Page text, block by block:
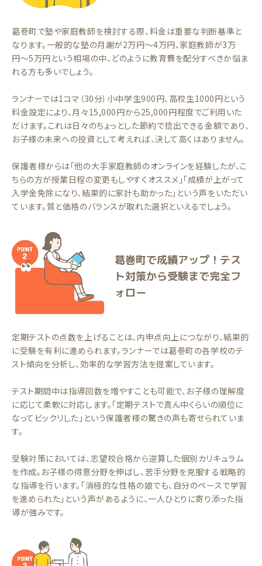
葛巻町で塾や家庭教師を検討する際、料金は重要な判断基準と
なります。一般的な塾の月謝が2万円〜4万円、家庭教師が3万
円〜5万円という相場の中、どのように教育費を配分すべきか悩ま
れる方も多いでしょう。
ランナーでは1コマ（30分）小中学生900円、高校生1000円という
料金設定により、月々15,000円から25,000円程度でご利用いた
だけます。これは日々のちょっとした節約で捻出できる金額であり、
お子様の未来への投資として考えれば、決して高くはありません。
保護者様からは「他の大手家庭教師のオンラインを経験したが、こ
ちらの方が授業日程の変更もしやすくオススメ」「成績が上がって
入学金免除になり、結果的に家計も助かった」という声をいただい
ています。質と価格のバランスが取れた選択といえるでしょう。
葛巻町で成績アップ！テス
ト対策から受験まで完全フ
ォロー
定期テストの点数を上げることは、内申点向上につながり、結果的
に受験を有利に進められます。ランナーでは葛巻町の各学校のテ
スト傾向を分析し、効率的な学習方法を提案しています。
テスト期間中は指導回数を増やすことも可能で、お子様の理解度
に応じて柔軟に対応します。「定期テストで真ん中くらいの順位に
なってビックリした」という保護者様の驚きの声も寄せられていま
す。
受験対策においては、志望校合格から逆算した個別カリキュラム
を作成。お子様の得意分野を伸ばし、苦手分野を克服する戦略的
な指導を行います。「消極的な性格の娘でも、自分のペースで学習
を進められた」という声があるように、一人ひとりに寄り添った指
導が強みです。